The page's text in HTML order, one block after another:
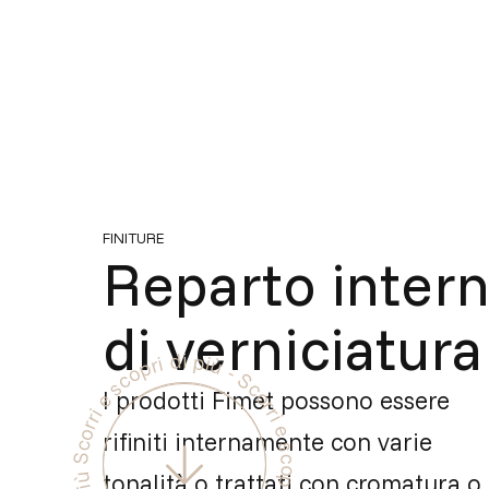
FINITURE
Reparto
di verniciatura
I prodotti Fimet possono essere
rifiniti internamente con varie